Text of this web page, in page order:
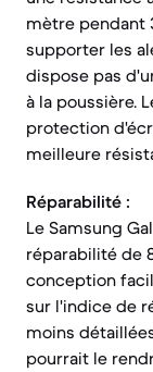
mètre pendant
supporter les
dispose pas
à la poussière.
protection
meilleure
Réparabilité :
Le Samsung
réparabilité de
conception
sur l'indice de
moins
pourrait le